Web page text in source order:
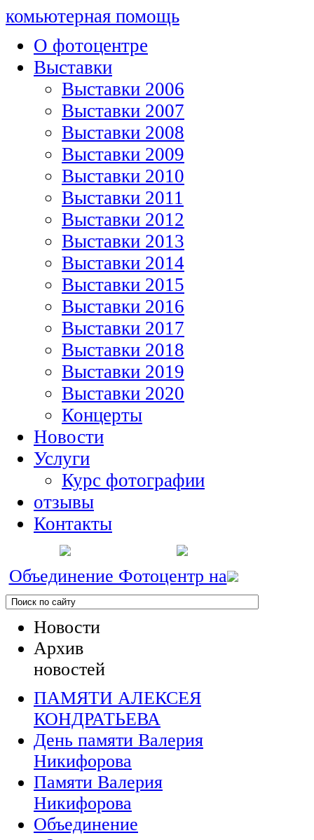
комьютерная помощь
О фотоцентре
Выставки
Выставки 2006
Выставки 2007
Выставки 2008
Выставки 2009
Выставки 2010
Выставки 2011
Выставки 2012
Выставки 2013
Выставки 2014
Выставки 2015
Выставки 2016
Выставки 2017
Выставки 2018
Выставки 2019
Выставки 2020
Концерты
Новости
Услуги
Курс фотографии
отзывы
Контакты
Объединение Фотоцентр на
Новости
Архив
новостей
ПАМЯТИ АЛЕКСЕЯ
КОНДРАТЬЕВА
День памяти Валерия
Никифорова
Памяти Валерия
Никифорова
Объединение